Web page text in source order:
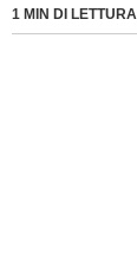
1 MIN DI LETTURA